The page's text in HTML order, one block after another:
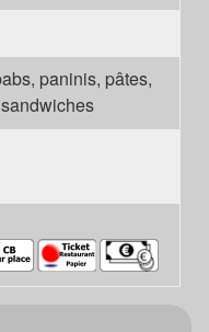
paninis, pâtes,